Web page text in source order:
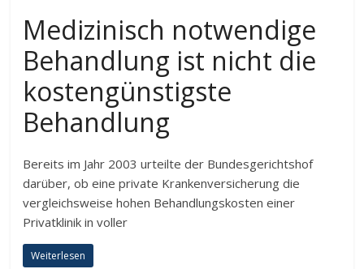
Medizinisch notwendige
Behandlung ist nicht die
kostengünstigste
Behandlung
Bereits im Jahr 2003 urteilte der Bundesgerichtshof
darüber, ob eine private Krankenversicherung die
vergleichsweise hohen Behandlungskosten einer
Privatklinik in voller
Weiterlesen